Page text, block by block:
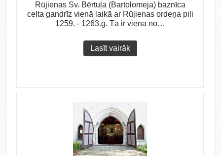
Rūjienas Sv. Bērtuļa (Bartolomeja) baznīca
celta gandrīz vienā laikā ar Rūjienas ordeņa pili
1259. - 1263.g. Tā ir viena no…
Lasīt vairāk